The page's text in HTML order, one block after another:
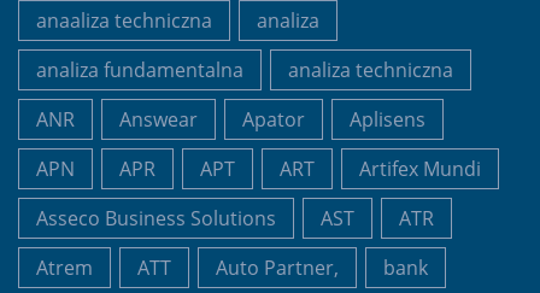
anaaliza techniczna
analiza
analiza fundamentalna
analiza techniczna
ANR
Answear Apator
Aplisens
APN
APR APT ART
Artifex Mundi
Asseco Business Solutions
AST
ATR
Atrem
ATT Auto Partner,
bank